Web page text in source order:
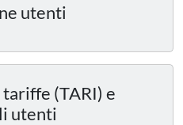
utenti
(TARI) e
utenti